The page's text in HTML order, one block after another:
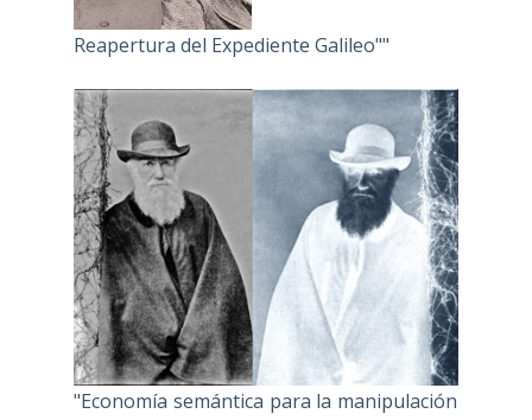
Reapertura del Expediente Galileo""
"Economía semántica para la manipulación